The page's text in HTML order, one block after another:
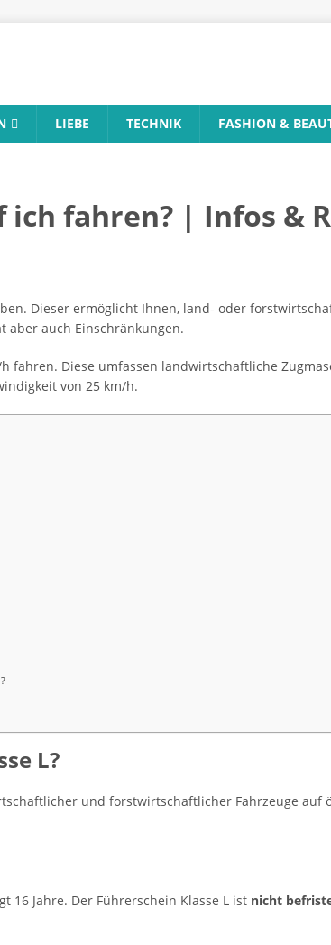
LIEBE TECHNIK FASHION &
ich fahren? | Infos &
Dieser ermöglicht Ihnen, land- oder
aber auch Einschränkungen.
fahren. Diese umfassen landwirtschaftliche
von 25 km/h.
L?
und forstwirtschaftlicher Fahrzeuge auf
16 Jahre. Der Führerschein Klasse L ist nicht